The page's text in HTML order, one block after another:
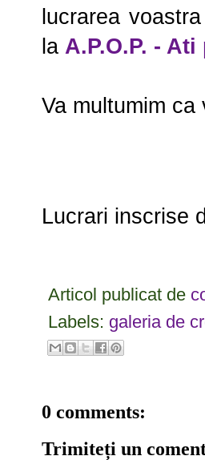
lucrarea
la A.P.O.P. -
Va multumim
Lucrari inscrise
Articol publicat de
Labels: galeria de
0 comments:
Trimiteți un